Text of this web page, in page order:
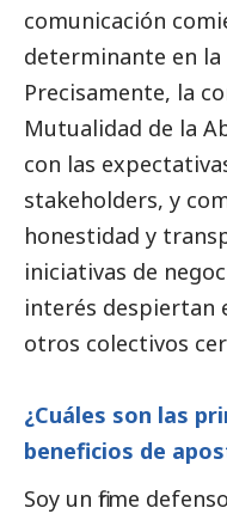
comunicación
determinante en
Precisamente, la
Mutualidad de la
con las
stakeholders, y
honestidad y
iniciativas de
interés despiertan
otros colectivos
¿Cuáles son las
beneficios de
Soy un firme